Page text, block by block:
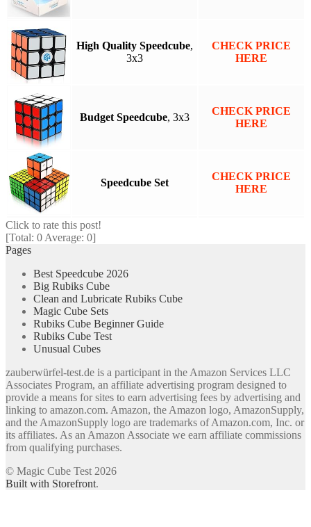
High Quality Speedcube,
3x3
CHECK PRICE
HERE
Budget Speedcube, 3x3
CHECK PRICE
HERE
Speedcube Set
CHECK PRICE
HERE
Click to rate this post!
[Total: 0 Average: 0]
Pages
Best Speedcube 2026
Big Rubiks Cube
Clean and Lubricate Rubiks Cube
Magic Cube Sets
Rubiks Cube Beginner Guide
Rubiks Cube Test
Unusual Cubes
zauberwürfel-test.de is a participant in the Amazon Services LLC
Associates Program, an affiliate advertising program designed to
provide a means for sites to earn advertising fees by advertising and
linking to amazon.com. Amazon, the Amazon logo, AmazonSupply,
and the AmazonSupply logo are trademarks of Amazon.com, Inc. or
its affiliates. As an Amazon Associate we earn affiliate commissions
from qualifying purchases.
© Magic Cube Test 2026
Built with Storefront.